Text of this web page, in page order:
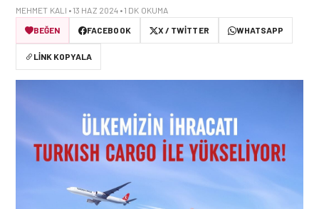
MEHMET KALI • 13 HAZ 2024 • 1 DK OKUMA
BEĞEN
FACEBOOK X / TWITTER WHATSAPP
LINK KOPYALA